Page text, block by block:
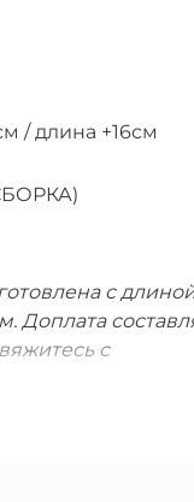
/ длина +16см
с
Доплата
с